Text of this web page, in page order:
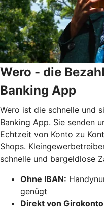
Wero - die
Banking App
Wero ist die schnelle und
Banking App. Sie senden
Echtzeit von Konto zu
Shops.
schnelle und bargeldlose
Ohne IBAN:
genügt
Direkt von